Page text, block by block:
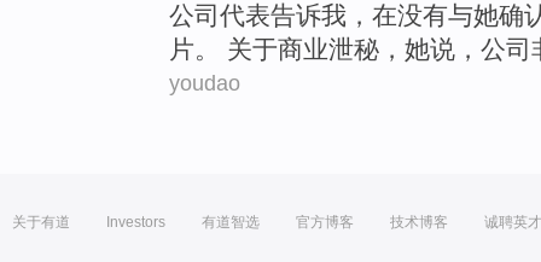
公司 代表告诉我 ，在没有与她确
片。 关于商业泄秘， 她说 ，公司
youdao
关于有道 Investors 有道智选 官方博客 技术博客 诚聘英才